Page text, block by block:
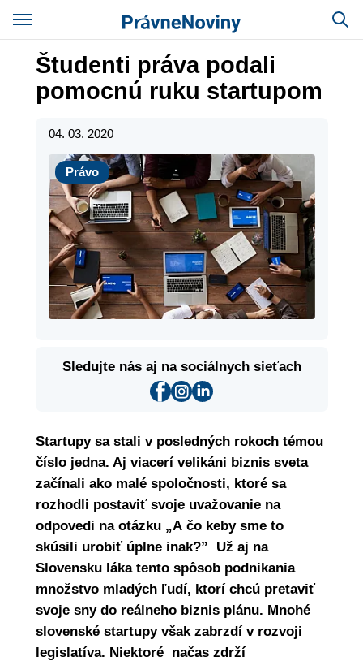
Študenti práva podali
pomocnú ruku startupom
04. 03. 2020
Právo
Právo
Sledujte nás aj na sociálnych sieťach
Startupy sa stali v posledných rokoch témou
číslo jedna. Aj viacerí velikáni biznis sveta
začínali ako malé spoločnosti, ktoré sa
rozhodli postaviť svoje uvažovanie na
odpovedi na otázku „A čo keby sme to
skúsili urobiť úplne inak?” Už aj na
Slovensku láka tento spôsob podnikania
množstvo mladých ľudí, ktorí chcú pretaviť
svoje sny do reálneho biznis plánu. Mnohé
slovenské startupy však zabrzdí v rozvoji
legislatíva. Niektoré načas zdrží